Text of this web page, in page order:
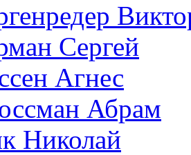
Сергей
Агнес
Абрам
Николай